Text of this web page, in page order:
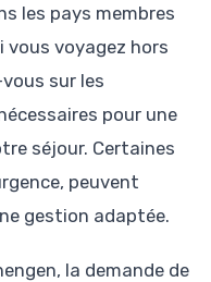
les pays membres
vous voyagez hors
sur les
pour une
séjour. Certaines
peuvent
gestion adaptée.
la demande de